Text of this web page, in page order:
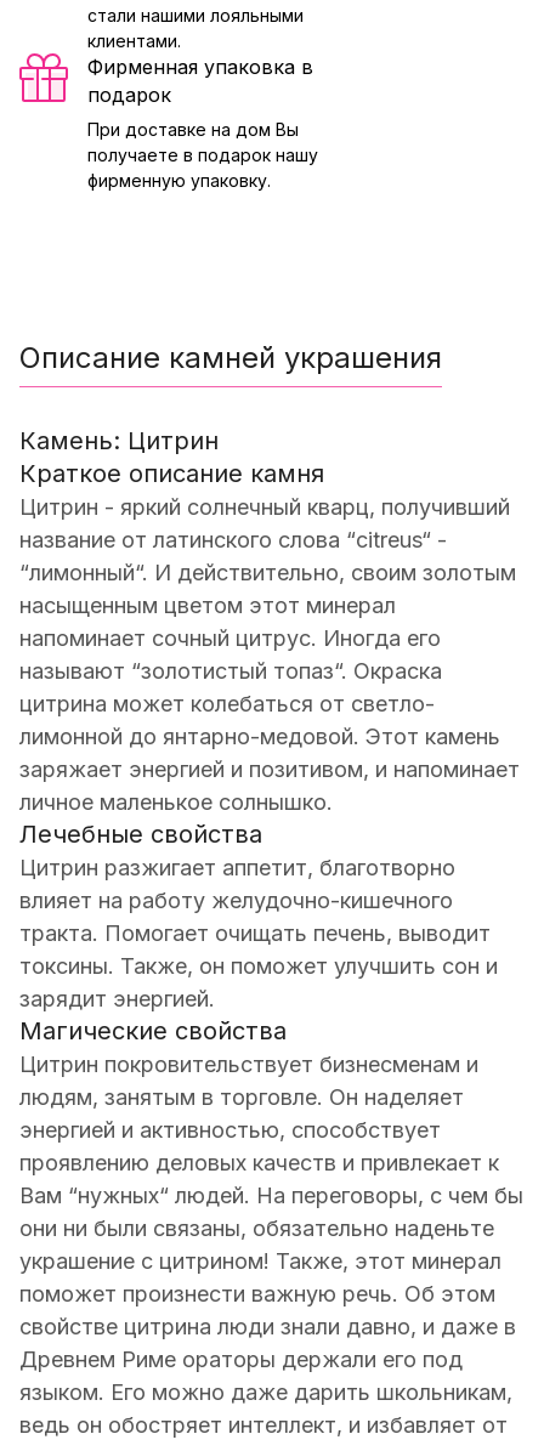
стали нашими лояльными
клиентами.
Фирменная упаковка в
подарок
При доставке на дом Вы
получаете в подарок нашу
фирменную упаковку.
Описание камней украшения
Камень: Цитрин
Краткое описание камня
Цитрин - яркий солнечный кварц, получивший
название от латинского слова “citreus“ -
“лимонный“. И действительно, своим золотым
насыщенным цветом этот минерал
напоминает сочный цитрус. Иногда его
называют “золотистый топаз“. Окраска
цитрина может колебаться от светло-
лимонной до янтарно-медовой. Этот камень
заряжает энергией и позитивом, и напоминает
личное маленькое солнышко.
Лечебные свойства
Цитрин разжигает аппетит, благотворно
влияет на работу желудочно-кишечного
тракта. Помогает очищать печень, выводит
токсины. Также, он поможет улучшить сон и
зарядит энергией.
Магические свойства
Цитрин покровительствует бизнесменам и
людям, занятым в торговле. Он наделяет
энергией и активностью, способствует
проявлению деловых качеств и привлекает к
Вам “нужных“ людей. На переговоры, с чем бы
они ни были связаны, обязательно наденьте
украшение с цитрином! Также, этот минерал
поможет произнести важную речь. Об этом
свойстве цитрина люди знали давно, и даже в
Древнем Риме ораторы держали его под
языком. Его можно даже дарить школьникам,
ведь он обостряет интеллект, и избавляет от